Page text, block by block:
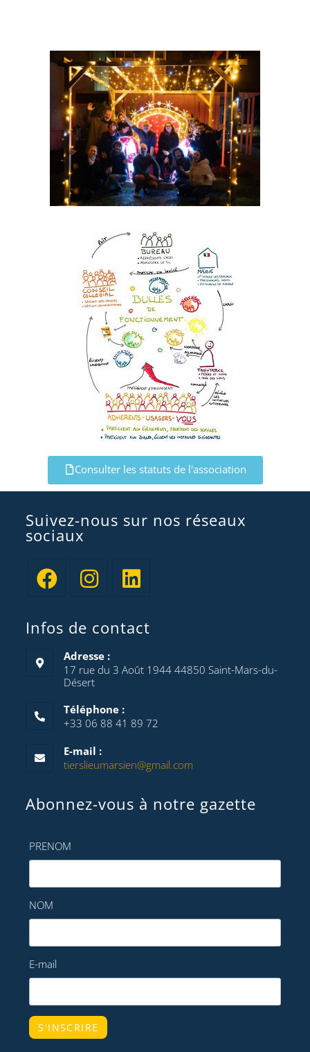
Consulter les statuts de l'association
Suivez-nous sur nos réseaux
sociaux
Infos de contact
Adresse :
17 rue du 3 Août 1944 44850 Saint-Mars-du-
Désert
Téléphone :
+33 06 88 41 89 72
E-mail :
tierslieumarsien@gmail.com
Abonnez-vous à notre gazette
PRENOM
NOM
E-mail